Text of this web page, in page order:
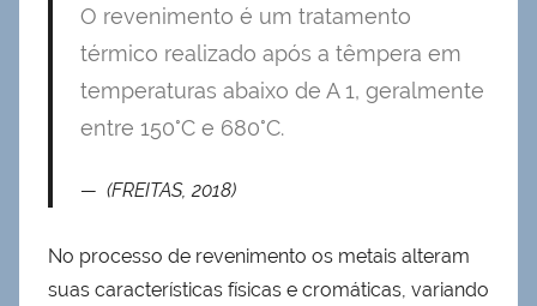
O revenimento é um tratamento
térmico realizado após a têmpera em
temperaturas abaixo de A 1, geralmente
entre 150°C e 680°C.
(FREITAS, 2018)
No processo de revenimento os metais alteram
suas características físicas e cromáticas, variando